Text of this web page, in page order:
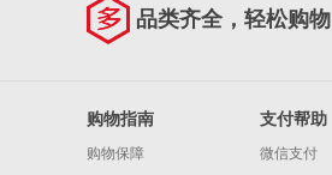
品类齐全，轻松购物
购物指南
购物保障
支付帮助
微信支付